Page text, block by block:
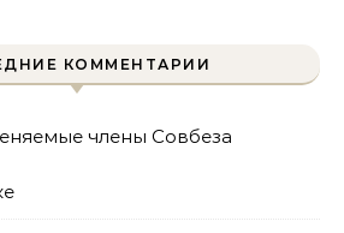
КОММЕНТАРИИ
члены Совбеза